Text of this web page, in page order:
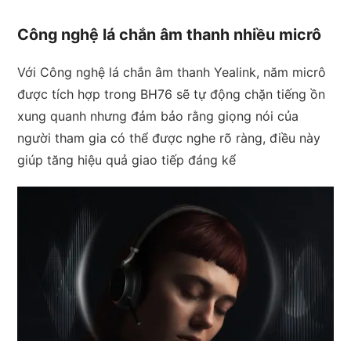
Công nghệ lá chắn âm thanh nhiều micrô
Với Công nghệ lá chắn âm thanh Yealink, năm micrô
được tích hợp trong BH76 sẽ tự động chặn tiếng ồn
xung quanh nhưng đảm bảo rằng giọng nói của
người tham gia có thể được nghe rõ ràng, điều này
giúp tăng hiệu quả giao tiếp đáng kể